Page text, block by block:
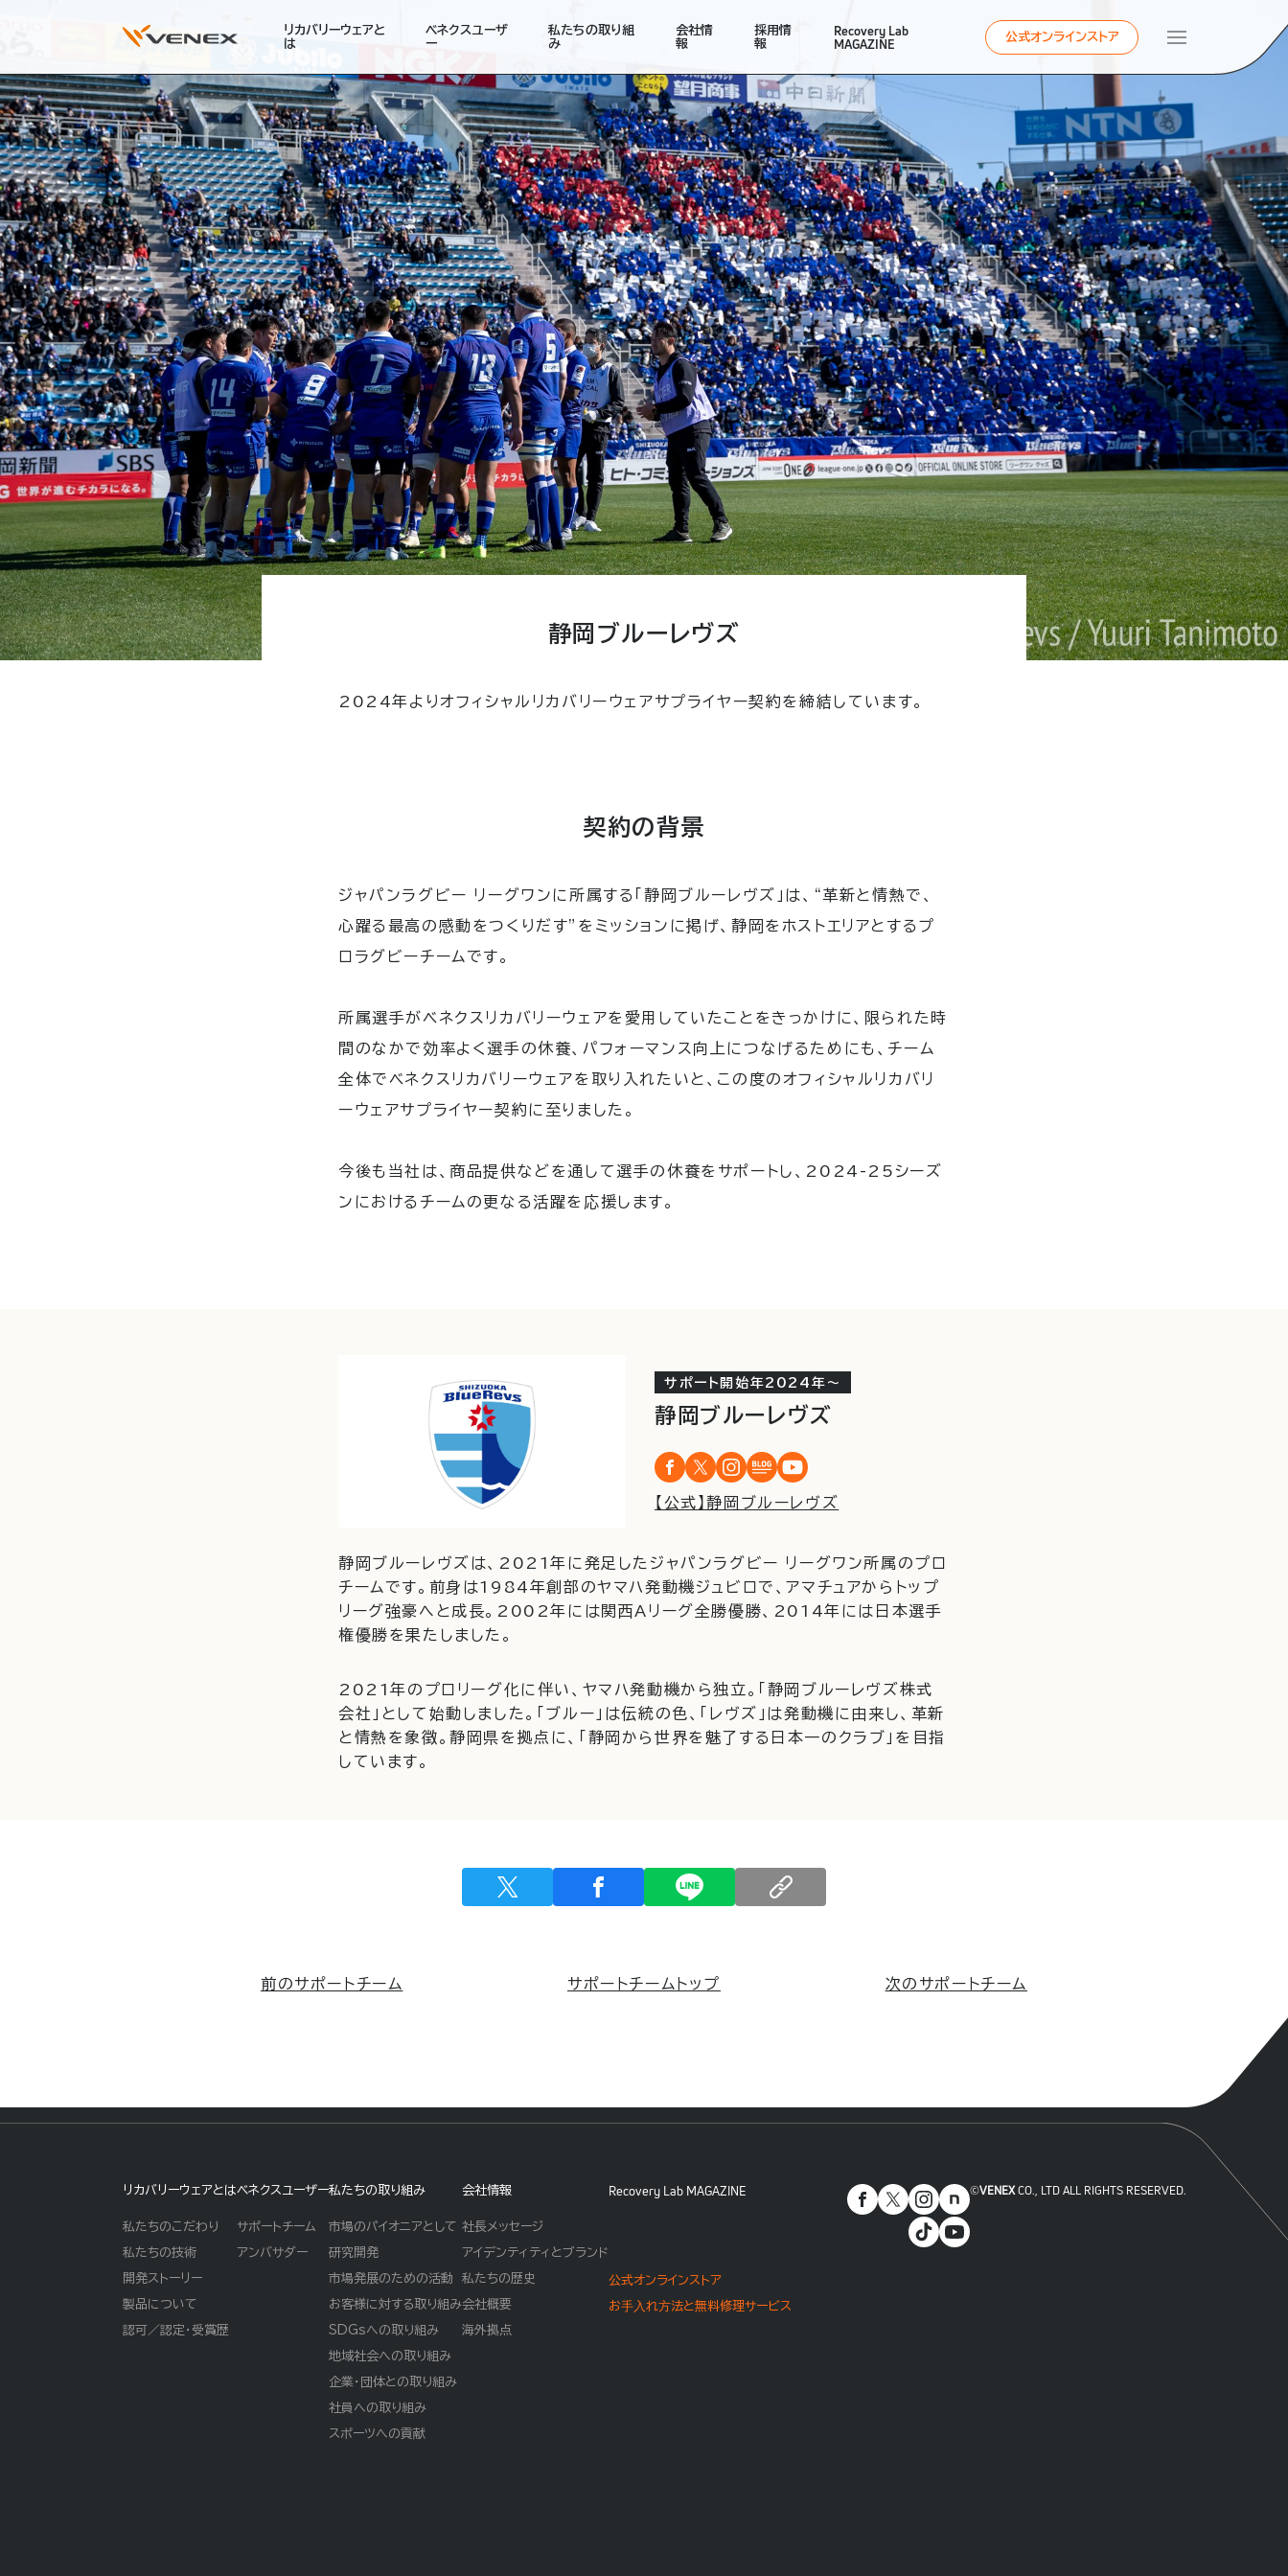
リカバリーウェアと
は
ベネクスユーザ
ー
私たちの取り組
み
会社情
報
採用情
報
Recovery Lab
MAGAZINE 公式オンラインストア
静岡ブルーレヴズ
2024年よりオフィシャルリカバリーウェアサプライヤー契約を締結しています。
契約の背景
ジャパンラグビー リーグワンに所属する「静岡ブルーレヴズ」は、“革新と情熱で、
心躍る最高の感動をつくりだす”をミッションに掲げ、静岡をホストエリアとするプ
ロラグビーチームです。
所属選手がベネクスリカバリーウェアを愛用していたことをきっかけに、限られた時
間のなかで効率よく選手の休養、パフォーマンス向上につなげるためにも、チーム
全体でベネクスリカバリーウェアを取り入れたいと、この度のオフィシャルリカバリ
ーウェアサプライヤー契約に至りました。
今後も当社は、商品提供などを通して選手の休養をサポートし、2024-25シーズ
ンにおけるチームの更なる活躍を応援します。
サポート開始年2024年〜
静岡ブルーレヴズ
【公式】静岡ブルーレヴズ
静岡ブルーレヴズは、2021年に発足したジャパンラグビー リーグワン所属のプロ
チームです。前身は1984年創部のヤマハ発動機ジュビロで、アマチュアからトップ
リーグ強豪へと成長。2002年には関西Aリーグ全勝優勝、2014年には日本選手
権優勝を果たしました。
2021年のプロリーグ化に伴い、ヤマハ発動機から独立。「静岡ブルーレヴズ株式
会社」として始動しました。「ブルー」は伝統の色、「レヴズ」は発動機に由来し、革新
と情熱を象徴。静岡県を拠点に、「静岡から世界を魅了する日本一のクラブ」を目指
しています。
前のサポートチーム 次のサポートチーム
サポートチームトップ
リカバリーウェアとは
私たちのこだわり
私たちの技術
開発ストーリー
製品について
認可／認定・受賞歴
ベネクスユーザー
サポートチーム
アンバサダー
私たちの取り組み
市場のパイオニアとして
研究開発
市場発展のための活動
お客様に対する取り組み
SDGsへの取り組み
地域社会への取り組み
企業・団体との取り組み
社員への取り組み
スポーツへの貢献
会社情報
社長メッセージ
アイデンティティとブランド
私たちの歴史
会社概要
海外拠点
Recovery Lab MAGAZINE
公式オンラインストア
お⼿⼊れ⽅法と無料修理サービス
©VENEXCO., LTD ALL RIGHTS RESERVED.